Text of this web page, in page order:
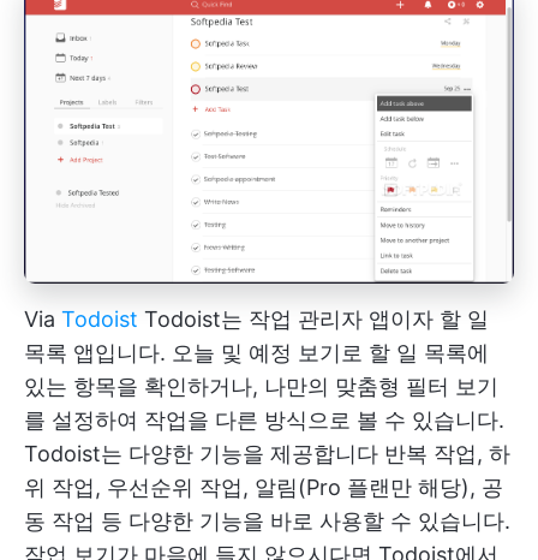
Via Todoist Todoist는 작업 관리자 앱이자 할 일
목록 앱입니다. 오늘 및 예정 보기로 할 일 목록에
있는 항목을 확인하거나, 나만의 맞춤형 필터 보기
를 설정하여 작업을 다른 방식으로 볼 수 있습니다.
Todoist는 다양한 기능을 제공합니다 반복 작업, 하
위 작업, 우선순위 작업, 알림(Pro 플랜만 해당), 공
동 작업 등 다양한 기능을 바로 사용할 수 있습니다.
작업 보기가 마음에 들지 않으시다면 Todoist에서